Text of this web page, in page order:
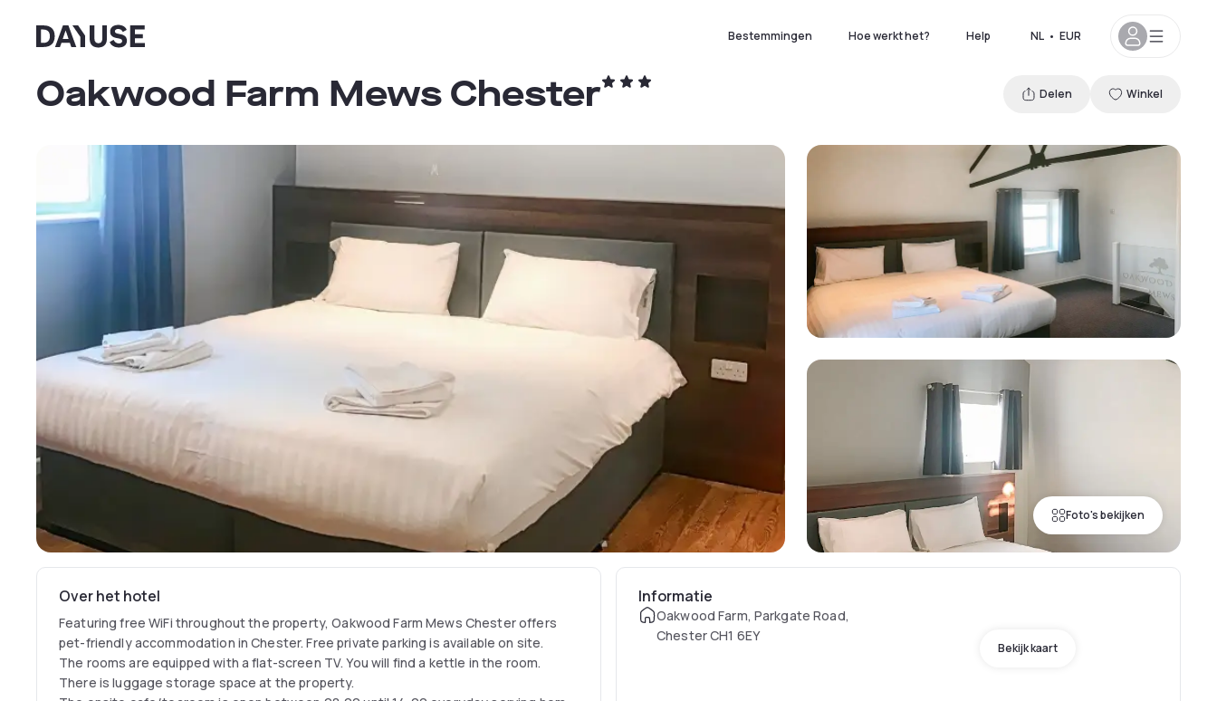
Dayuse Bestemmingen Hoe werkt het? Help NL • EUR
Foto's bekijken
Oakwood Farm Mews Chester Delen Winkel
Over het hotel
Featuring free WiFi throughout the property, Oakwood Farm Mews Chester offers
pet-friendly accommodation in Chester. Free private parking is available on site.
The rooms are equipped with a flat-screen TV. You will find a kettle in the room.
There is luggage storage space at the property.
Informatie
Oakwood Farm, Parkgate Road,
Chester CH1 6EY
Bekijk kaart